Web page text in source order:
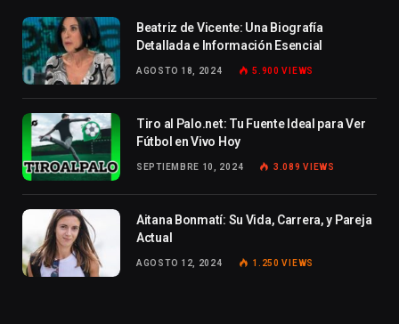
Beatriz de Vicente: Una Biografía
Detallada e Información Esencial
AGOSTO 18, 2024 5.900VIEWS
Tiro al Palo.net: Tu Fuente Ideal para Ver
Fútbol en Vivo Hoy
SEPTIEMBRE 10, 2024 3.089VIEWS
Aitana Bonmatí: Su Vida, Carrera, y Pareja
Actual
AGOSTO 12, 2024 1.250VIEWS